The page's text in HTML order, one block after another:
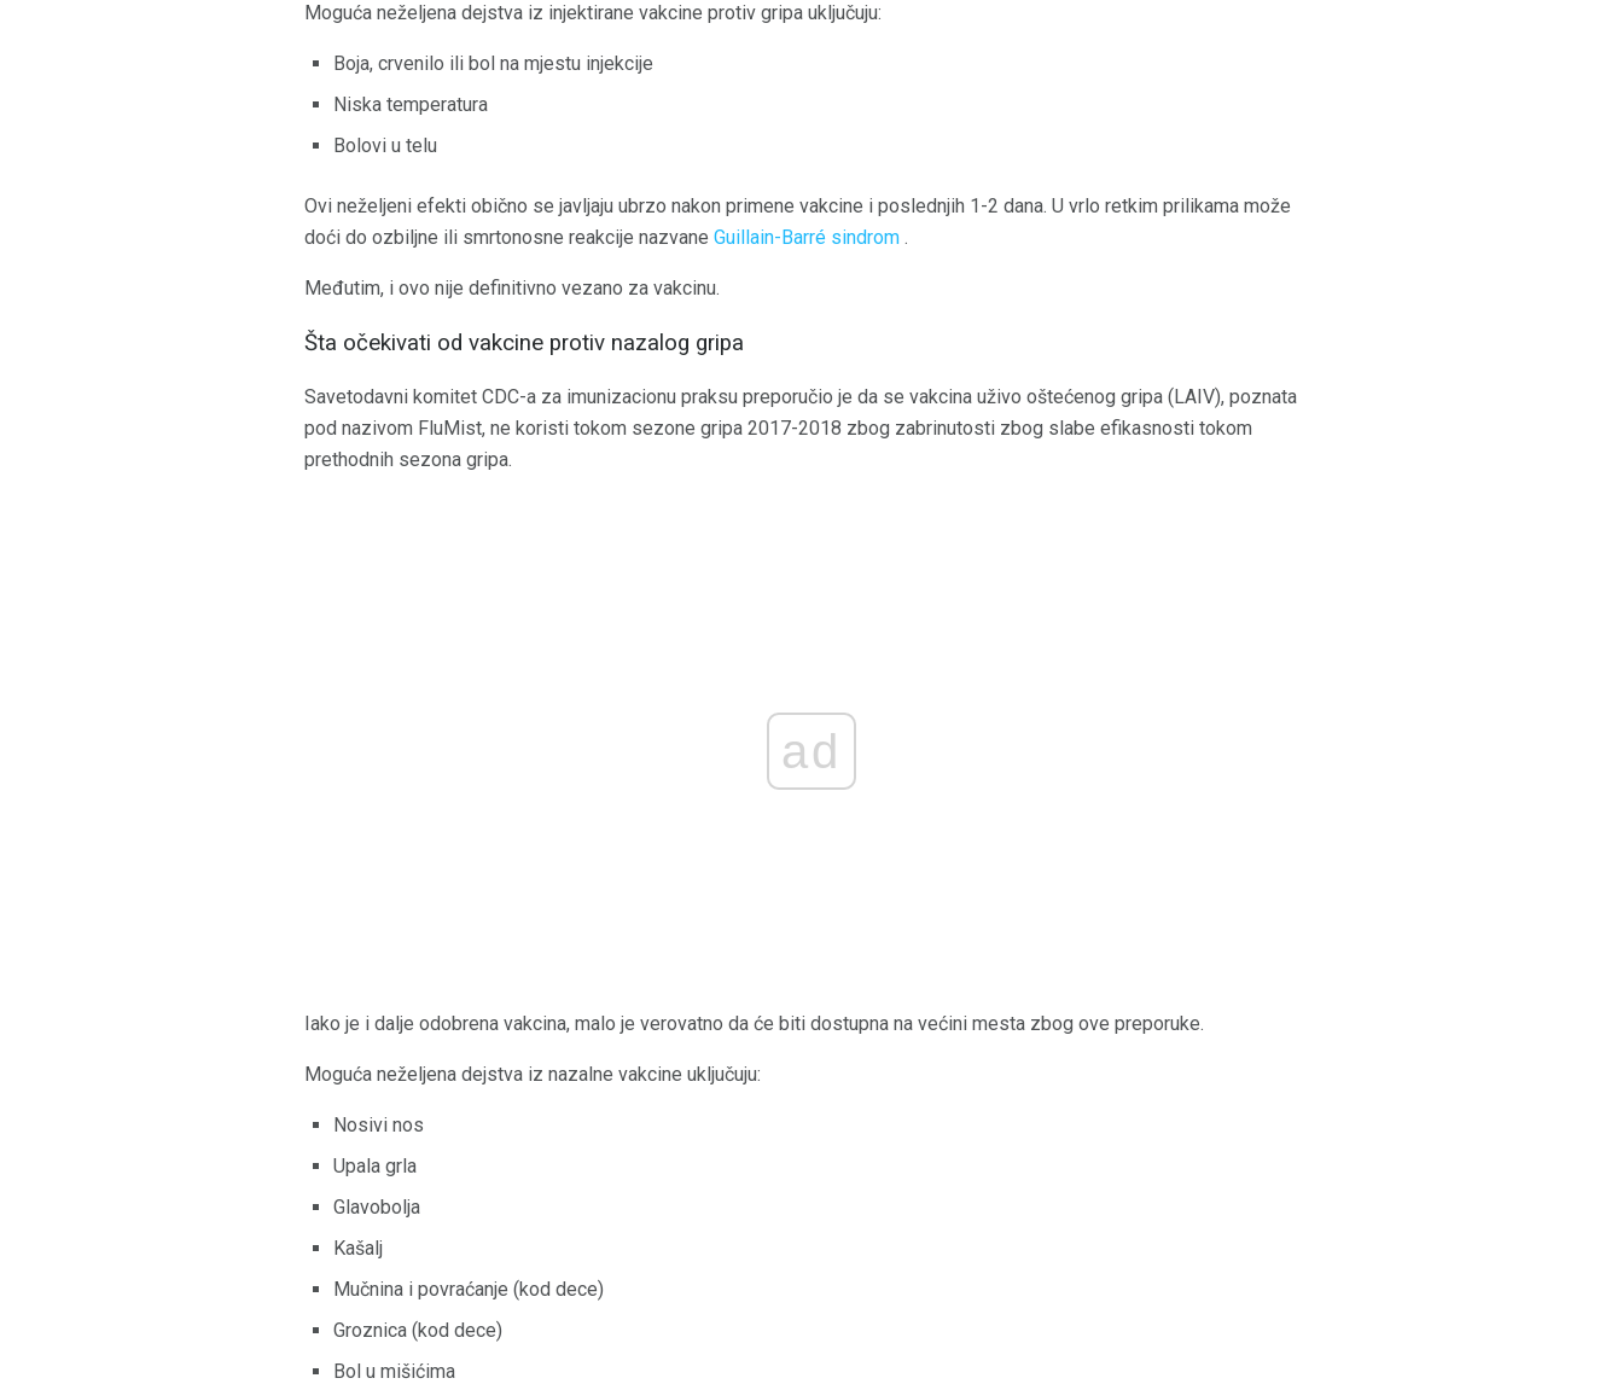
Moguća neželjena dejstva iz injektirane vakcine protiv gripa uključuju:
Boja, crvenilo ili bol na mjestu injekcije
Niska temperatura
Bolovi u telu
Ovi neželjeni efekti obično se javljaju ubrzo nakon primene vakcine i poslednjih 1-2 dana. U vrlo retkim prilikama može
doći do ozbiljne ili smrtonosne reakcije nazvane Guillain-Barré sindrom .
Međutim, i ovo nije definitivno vezano za vakcinu.
Šta očekivati ​​od vakcine protiv nazalog gripa
Savetodavni komitet CDC-a za imunizacionu praksu preporučio je da se vakcina uživo oštećenog gripa (LAIV), poznata
pod nazivom FluMist, ne koristi tokom sezone gripa 2017-2018 zbog zabrinutosti zbog slabe efikasnosti tokom
prethodnih sezona gripa.
ad
Iako je i dalje odobrena vakcina, malo je verovatno da će biti dostupna na većini mesta zbog ove preporuke.
Moguća neželjena dejstva iz nazalne vakcine uključuju:
Nosivi nos
Upala grla
Glavobolja
Kašalj
Mučnina i povraćanje (kod dece)
Groznica (kod dece)
Bol u mišićima